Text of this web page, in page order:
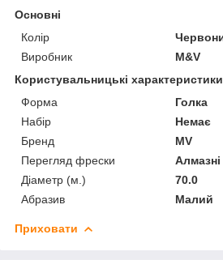
Основні
Колір
Виробник
M&V
Користувальницькі характеристики
Форма
Голка
Набір
Немає
Бренд
MV
Перегляд фрески
Алмазні
Діаметр (м.)
70.0
Абразив
Малий
Приховати